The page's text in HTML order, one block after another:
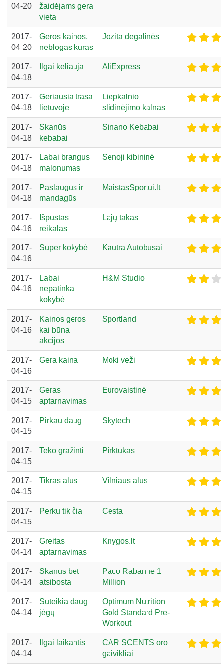
04-20
žaidėjams gera
vieta
2017-
04-20
Geros kainos,
neblogas kuras
Jozita degalinės
2017-
04-18
Ilgai keliauja AliExpress
2017-
04-18
Geriausia trasa
lietuvoje
Liepkalnio
slidinėjimo kalnas
2017-
04-18
Skanūs
kebabai
Sinano Kebabai
2017-
04-18
Labai brangus
malonumas
Senoji kibininė
2017-
04-18
Paslaugūs ir
mandagūs
MaistasSportui.lt
2017-
04-16
Išpūstas
reikalas
Lajų takas
2017-
04-16
Super kokybė Kautra Autobusai
2017-
04-16
Labai
nepatinka
kokybė
H&M Studio
2017-
04-16
Kainos geros
kai būna
akcijos
Sportland
2017-
04-16
Gera kaina Moki veži
2017-
04-15
Geras
aptarnavimas
Eurovaistinė
2017-
04-15
Pirkau daug Skytech
2017-
04-15
Teko gražinti Pirktukas
2017-
04-15
Tikras alus Vilniaus alus
2017-
04-15
Perku tik čia Cesta
2017-
04-14
Greitas
aptarnavimas
Knygos.lt
2017-
04-14
Skanūs bet
atsibosta
Paco Rabanne 1
Million
2017-
04-14
Suteikia daug
jėgų
Optimum Nutrition
Gold Standard Pre-
Workout
2017-
04-14
Ilgai laikantis
CAR SCENTS oro
gaivikliai